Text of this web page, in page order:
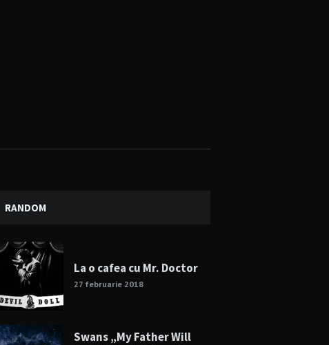
RANDOM
La o cafea cu Mr. Doctor
27 februarie 2018
Swans „My Father Will